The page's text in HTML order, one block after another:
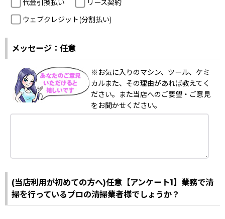
代金引換払い
リース契約
ウェブクレジット(分割払い)
メッセージ：任意
※お気に入りのマシン、ツール、ケミ
カルまた、その理由があれば教えてく
ださい。また当店へのご要望・ご意見
をお聞かせください。
(当店利用が初めての方へ)任意【アンケート1】業務で清
掃を行っているプロの清掃業者様でしょうか？